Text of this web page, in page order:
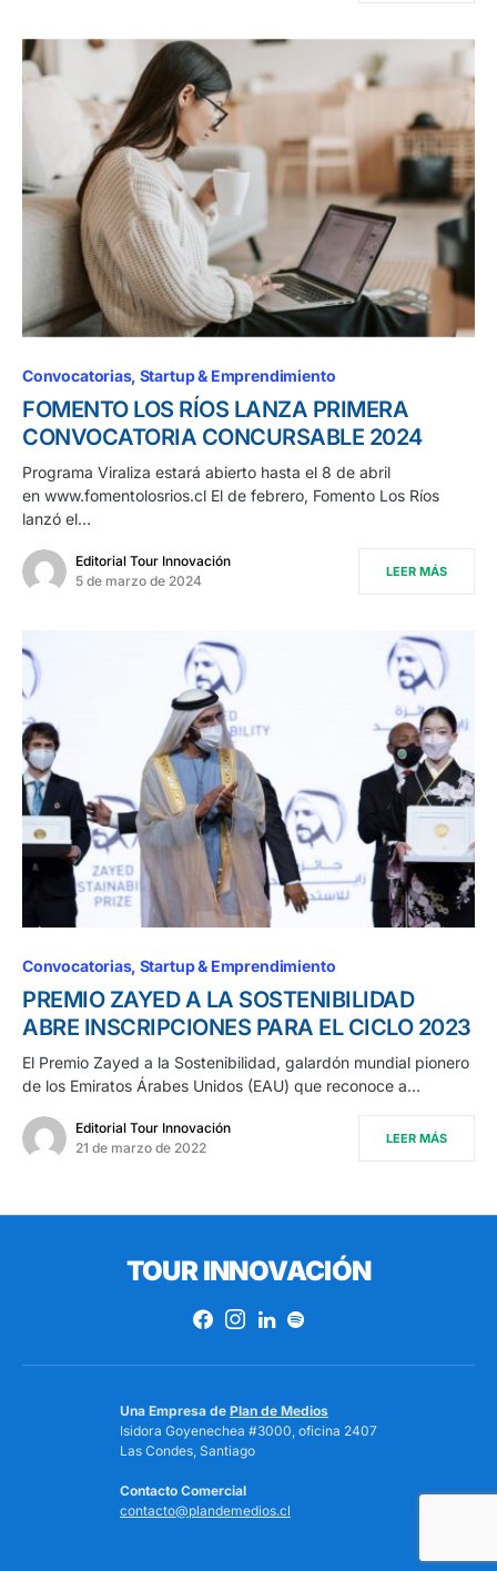
Convocatorias Startup & Emprendimiento
FOMENTO LOS RÍOS LANZA PRIMERA
CONVOCATORIA CONCURSABLE 2024
Programa Viraliza estará abierto hasta el 8 de abril
en www.fomentolosrios.cl El de febrero, Fomento Los Ríos
lanzó el…
Editorial Tour Innovación
5 de marzo de 2024
LEER MÁS
Convocatorias Startup & Emprendimiento
PREMIO ZAYED A LA SOSTENIBILIDAD
ABRE INSCRIPCIONES PARA EL CICLO 2023
El Premio Zayed a la Sostenibilidad, galardón mundial pionero
de los Emiratos Árabes Unidos (EAU) que reconoce a…
Editorial Tour Innovación
21 de marzo de 2022
LEER MÁS
TOUR INNOVACIÓN
Una Empresa de Plan de Medios
Isidora Goyenechea #3000, oficina 2407
Las Condes, Santiago
Contacto Comercial
contacto@plandemedios.cl